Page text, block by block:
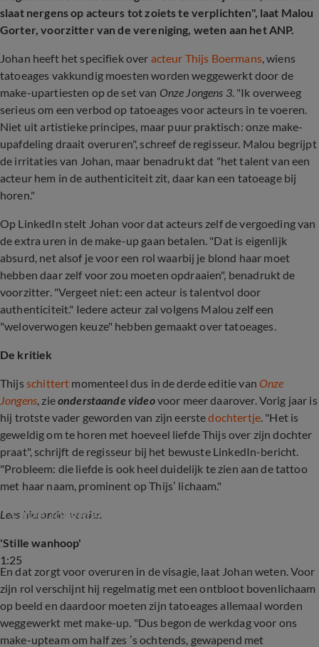
slaat nergens op acteurs tot zoiets te verplichten", laat Malou
Gorter, voorzitter van de vereniging, weten aan het ANP.
Johan heeft het specifiek over acteur Thijs Boermans, wiens
tatoeages vakkundig moesten worden weggewerkt door de
make-upartiesten op de set van Onze Jongens 3. "Ik overweeg
serieus om een verbod op tatoeages voor acteurs in te voeren.
Niet uit artistieke principes, maar puur praktisch: onze make-
upafdeling draait overuren", schreef de regisseur. Malou begrijpt
de irritaties van Johan, maar benadrukt dat "het talent van een
acteur hem in de authenticiteit zit, daar kan een tatoeage bij
horen."
Op LinkedIn stelt Johan voor dat acteurs zelf de vergoeding van
de extra uren in de make-up gaan betalen. "Dat is eigenlijk
absurd, net alsof je voor een rol waarbij je blond haar moet
hebben daar zelf voor zou moeten opdraaien", benadrukt de
voorzitter. "Vergeet niet: een acteur is talentvol door
authenticiteit." Iedere acteur zal volgens Malou zelf een
"weloverwogen keuze" hebben gemaakt over tatoeages.
De kritiek
Thijs schittert momenteel dus in de derde editie van Onze
Jongens, zieonderstaande videovoor meer daarover. Vorig jaar is
hij trotste vader geworden van zijn eerstedochtertje. "Het is
geweldig om te horen met hoeveel liefde Thijs over zijn dochter
praat", schrijft de regisseur bij het bewuste LinkedIn-bericht.
"Probleem: die liefde is ook heel duidelijk te zien aan de tattoo
met haar naam, prominent op Thijs’ lichaam."
Lees hieronder verder.
1:25
Thijs Boermans speelt hoofdrol in nieuwe
Onze Jongens-film
'Stille wanhoop'
En dat zorgt voor overuren in de visagie, laat Johan weten. Voor
zijn rol verschijnt hij regelmatig met een ontbloot bovenlichaam
op beeld en daardoor moeten zijn tatoeages allemaal worden
weggewerkt met make-up. "Dus begon de werkdag voor ons
make-upteam om half zes ’s ochtends, gewapend met